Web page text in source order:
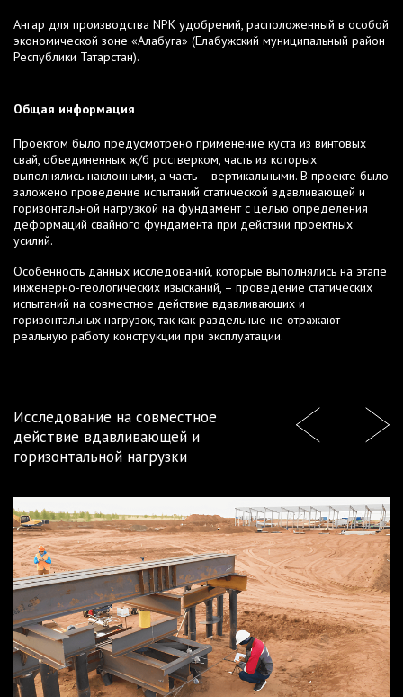
Ангар для производства NPK удобрений, расположенный в особой
экономической зоне «Алабуга» (Елабужский муниципальный район
Республики Татарстан).
Общая информация
Проектом было предусмотрено применение куста из винтовых
свай, объединенных ж/б ростверком, часть из которых
выполнялись наклонными, а часть – вертикальными. В проекте было
заложено проведение испытаний статической вдавливающей и
горизонтальной нагрузкой на фундамент с целью определения
деформаций свайного фундамента при действии проектных
усилий.
Особенность данных исследований, которые выполнялись на этапе
инженерно-геологических изысканий, – проведение статических
испытаний на совместное действие вдавливающих и
горизонтальных нагрузок, так как раздельные не отражают
реальную работу конструкции при эксплуатации.
Исследование на совместное
действие вдавливающей и
горизонтальной нагрузки